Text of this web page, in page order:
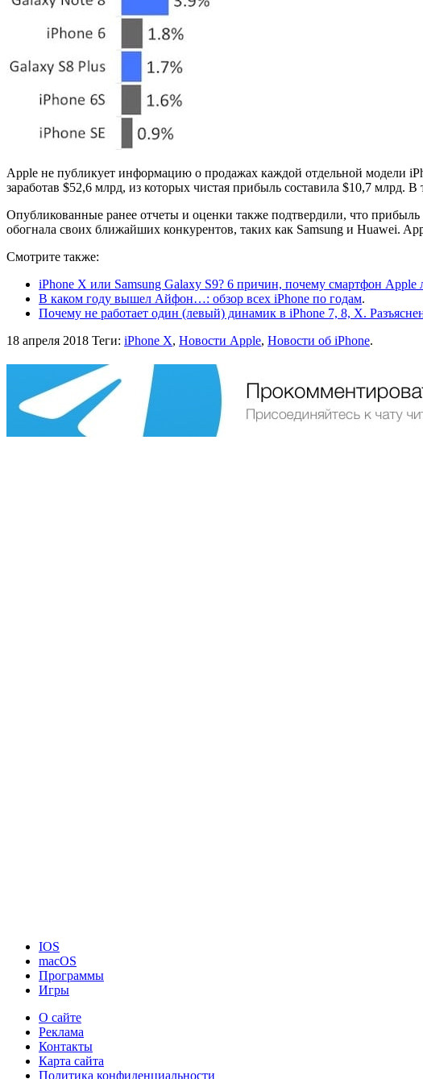
Apple не публикует информацию о продажах каждой отдельной модели
заработав $52,6 млрд, из которых чистая прибыль составила $10,7 млрд.
Опубликованные ранее отчеты и оценки также подтвердили, что
обогнала своих ближайших конкурентов, таких как Samsung и Huawei.
Смотрите также:
iPhone X или Samsung Galaxy S9? 6 причин, почему смартфон Apple
В каком году вышел Айфон…: обзор всех iPhone по годам.
Почему не работает один (левый) динамик в iPhone 7, 8, X.
18 апреля 2018 Теги: iPhone X, Новости Apple, Новости об iPhone.
IOS
macOS
Программы
Игры
О сайте
Реклама
Контакты
Карта сайта
Политика конфиденциальности